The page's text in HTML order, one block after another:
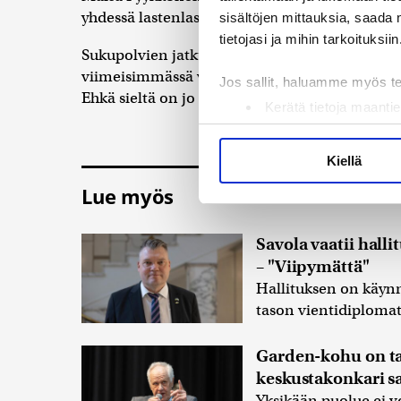
sisältöjen mittauksia, saada
tietojasi ja mihin tarkoituksiin.
Jos sallit, haluamme myös
Kerätä tietoja
Tunnistaa laitteesi
Lue lisää siitä, miten
Käytämme evästeitä
ja kävijämäärämme
kumppaneillemme tietoja
olet antanut heille tai joita
Kiellä
yhdessä lastenlastensa kanssa
Sukupolvien jatkumosta kertoo myös
viimeisimmässä vesaistapahtumassa:
Ehkä sieltä on jo kasvamassa seuraava
Lue myös
Savola vaatii
– "Viipymättä"
Hallituksen on
tason
Garden-kohu on
keskustakonkari